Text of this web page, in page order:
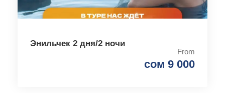
Энильчек 2 дня/2 ночи
From
сом 9 000